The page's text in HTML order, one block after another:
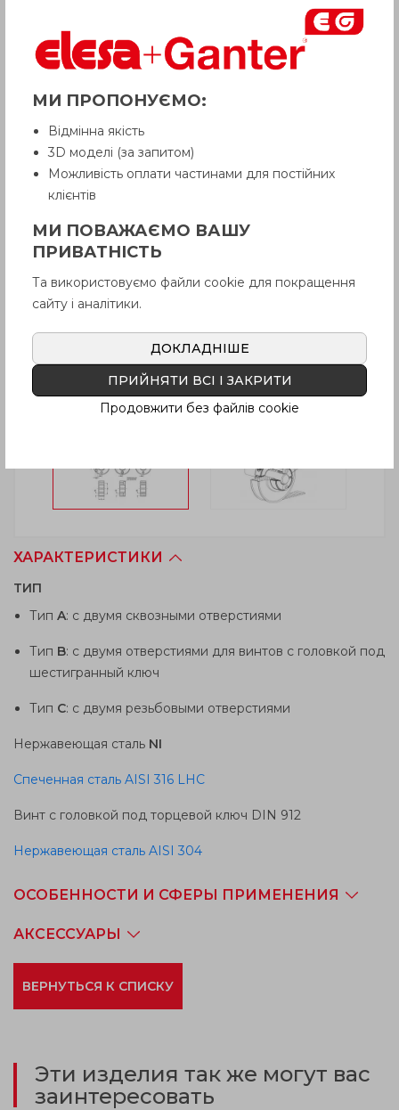
42.5
Регулируемый рычаг управления
для d3
311-45-M6-18-
SW
ХАРАКТЕРИСТИКИ
TИП
Тип A: с двумя сквозными отверстиями
Тип B: с двумя отверстиями для винтов с головкой под
шестигранный ключ
Тип C: с двумя резьбовыми отверстиями
Нержавеющая сталь NI
Спеченная сталь AISI 316 LHC
Винт с головкой под торцевой ключ DIN 912
Нержавеющая сталь AISI 304
ОСОБЕННОСТИ И СФЕРЫ ПРИМЕНЕНИЯ
АКСЕССУАРЫ
ВЕРНУТЬСЯ К СПИСКУ
Эти изделия так же могут вас
заинтересовать
МИ ПРОПОНУЄМО:
Відмінна якість
3D моделі (за запитом)
Можливість оплати частинами для постійних
клієнтів
МИ ПОВАЖАЄМО ВАШУ
ПРИВАТНІСТЬ
Та використовуємо файли cookie для покращення
сайту і аналітики.
ДОКЛАДНІШЕ
ПРИЙНЯТИ ВСІ І ЗАКРИТИ
Продовжити без файлів cookie